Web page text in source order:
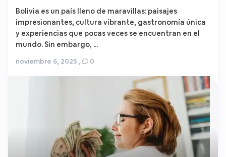
Bolivia es un país lleno de maravillas: paisajes
impresionantes, cultura vibrante, gastronomía única
y experiencias que pocas veces se encuentran en el
mundo. Sin embargo, ...
noviembre 6, 2025 , 0